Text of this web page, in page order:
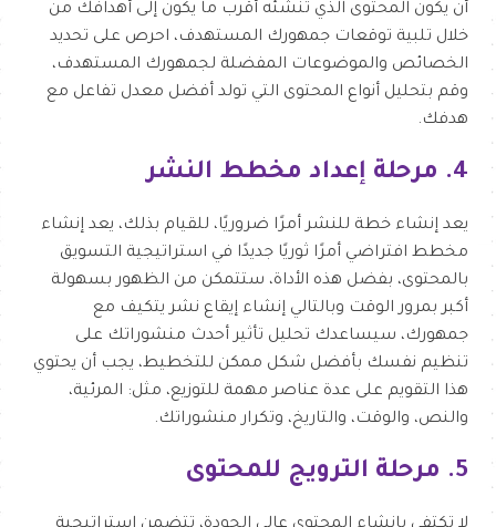
أن يكون المحتوى الذي تنشئه أقرب ما يكون إلى أهدافك من
خلال تلبية توقعات جمهورك المستهدف، احرص على تحديد
الخصائص والموضوعات المفضلة لجمهورك المستهدف،
وقم بتحليل أنواع المحتوى التي تولد أفضل معدل تفاعل مع
هدفك.
4. مرحلة إعداد مخطط النشر
يعد إنشاء خطة للنشر أمرًا ضروريًا، للقيام بذلك، يعد إنشاء
مخطط افتراضي أمرًا ثوريًا جديدًا في استراتيجية التسويق
بالمحتوى، بفضل هذه الأداة، ستتمكن من الظهور بسهولة
أكبر بمرور الوقت وبالتالي إنشاء إيقاع نشر يتكيف مع
جمهورك، سيساعدك تحليل تأثير أحدث منشوراتك على
تنظيم نفسك بأفضل شكل ممكن للتخطيط، يجب أن يحتوي
هذا التقويم على عدة عناصر مهمة للتوزيع، مثل: المرئية،
والنص، والوقت، والتاريخ، وتكرار منشوراتك.
5. مرحلة الترويج للمحتوى